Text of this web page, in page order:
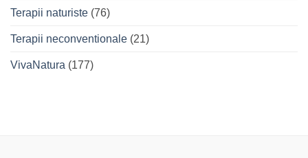
Terapii naturiste (76)
Terapii neconventionale (21)
VivaNatura (177)